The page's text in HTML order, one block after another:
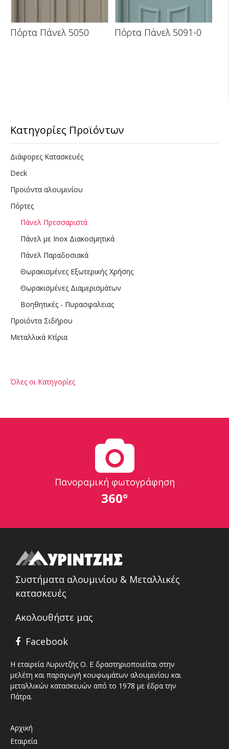
Πόρτα Πάνελ 5050 Πόρτα Πάνελ 5091-0
Κατηγορίες Προϊόντων
Διάφορες Κατασκευές
Deck
Προϊόντα αλουμινίου
Πόρτες
Πάνελ Πρεσσαριστά
Πάνελ με Inox Διακοσμητικά
Πάνελ Παραδοσιακά
Θωρακισμένες Εξωτερικής Χρήσης
Θωρακισμένες Διαμερισμάτων
Βοηθητικές - Πυρασφαλειας
Προϊόντα Σιδήρου
Μεταλλικά Κτίρια
Όλες οι Κατηγορίες
Πανοραμική φωτογράφηση
360°
Συστήματα αλουμινίου & Μεταλλικές
κατασκευές
Ακολουθήστε μας
Facebook
Η εταιρεία Λυριντζής Ο. Ε δραστηριοποιείται στην
μελέτη και παραγωγή κουφωμάτων αλουμινίου και
μεταλλικών κατασκευών από το 1978 με έδρα την
Πάτρα.
Αρχική
Εταιρεία